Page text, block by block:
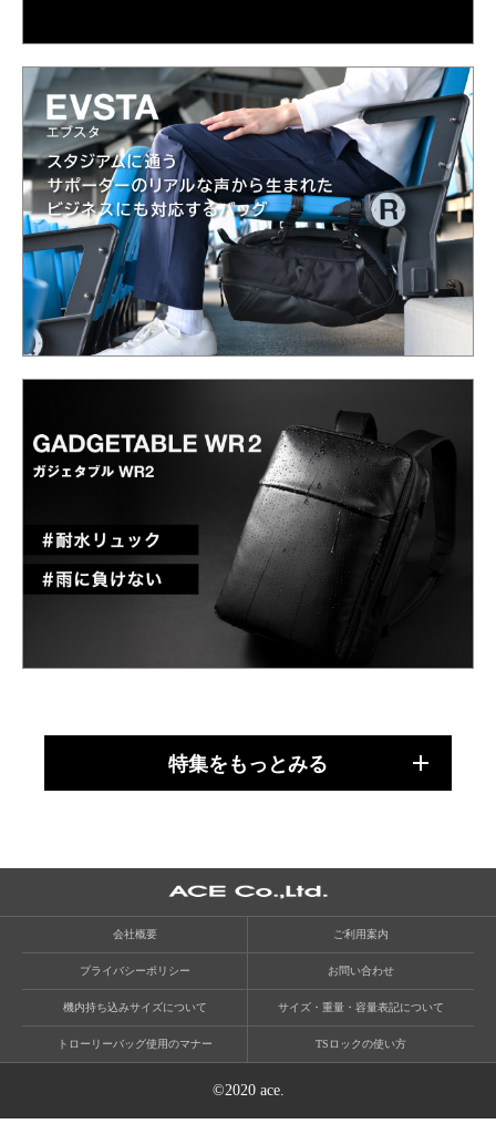
特集をもっとみる
会社概要 ご利用案内
プライバシーポリシー お問い合わせ
機内持ち込みサイズについて サイズ・重量・容量表記について
トローリーバッグ使用のマナー TSロックの使い方
©2020 ace.